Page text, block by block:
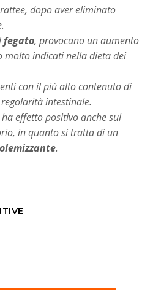
dopo aver eliminato
fegato, provocano un aumento
molto indicati nella dieta dei
con il più alto contenuto di
intestinale.
effetto positivo anche sul
in quanto si tratta di un
.